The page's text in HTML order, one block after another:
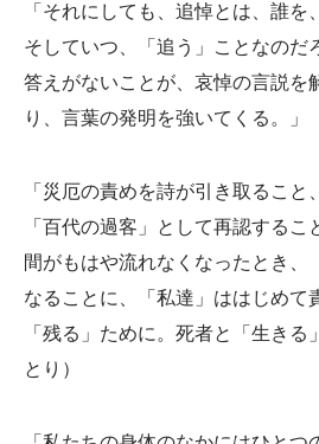
「それにしても、追悼とは、誰を
そしていつ、「追う」ことなのだ
答えがないことが、哀悼の言説を
り、言葉の発明を強いてくる。」
「災厄の責めを詩が引き取ること
「百代の過客」として再認する
間がもはや流れなくなったとき、
なることに、「私達」ははじめて
「残る」ために。死者と「生きる
とり）